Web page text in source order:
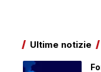
Ultime notizie